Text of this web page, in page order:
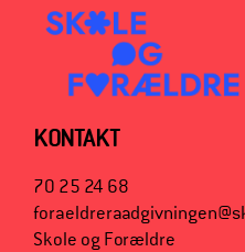
KONTAKT
70 25 24 68
Skole og Forældre